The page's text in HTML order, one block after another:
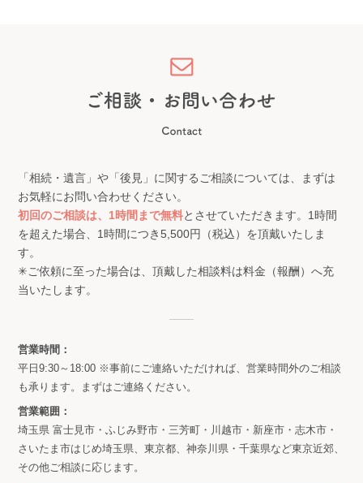
「相続・遺言」や「後見」に関するご相談については、まずは
お気軽にお問い合わせください。
初回のご相談は、1時間まで無料とさせていただきます。1時間
を超えた場合、1時間につき5,500円（税込）を頂戴いたしま
す。
✳︎ご依頼に至った場合は、頂戴した相談料は料金（報酬）へ充
当いたします。
営業時間：
平日9:30～18:00 ※事前にご連絡いただければ、営業時間外のご相談
も承ります。まずはご連絡ください。
営業範囲：
埼玉県 富士見市・ふじみ野市・三芳町・川越市・新座市・志木市・
さいたま市はじめ埼玉県、東京都、神奈川県・千葉県など東京近郊、
その他ご相談に応じます。